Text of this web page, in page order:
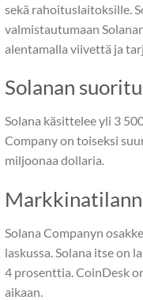
sekä rahoituslaitoksille.
valmistautumaan
alentamalla viivettä ja
Solanan
Solana käsittelee yli 3
Company on toiseksi
miljoonaa dollaria.
Solana Companyn
laskussa. Solana itse on
4 prosenttia. CoinDesk
aikaan.